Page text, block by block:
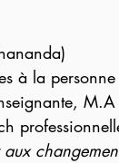
à la personne